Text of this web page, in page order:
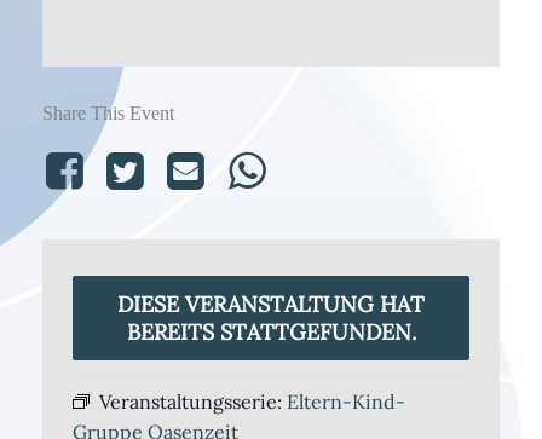
Share This Event
DIESE VERANSTALTUNG HAT
BEREITS STATTGEFUNDEN.
Veranstaltungsserie: Eltern-Kind-
Gruppe Oasenzeit